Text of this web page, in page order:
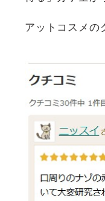
アットコスメの